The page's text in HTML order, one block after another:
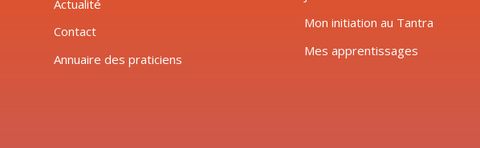
Actualité
Contact
Annuaire des praticiens
Mon initiation au Tantra
Mes apprentissages